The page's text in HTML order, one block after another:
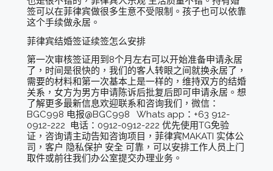
签可以在菲律宾做很多生意不受限制。孩子也可以依靠
这个手续做永居。
菲律宾结婚签证续签怎么安排
第一次审核签证用到8个月左右可以开始准备申请永居
了，时间是很快的，我们的客人转眼之间就换永居了，
需要的材料和第一次基本上是一样的，维持双方的结婚
关系，女方为男方申请陈诉后批复后即可申请永居。想
了解更多最新信息欢迎联系和咨询我们，微信：
BGC998 电报@BGC998 Whats app：+63 912-
0912-222 电话：0912-0912-222 优先使用TG免验
证，咨询请主动告知咨询项目，菲律宾MAKATI 实体公
司，客户 隐私保护 安全 可靠，可以安排工作人员上门
取件或前往我们办公室提交办理业务。